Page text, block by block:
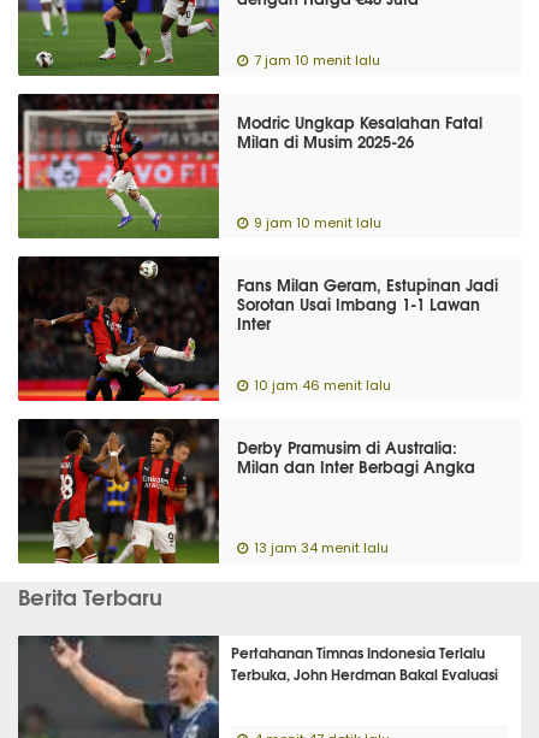
7 jam 10 menit lalu
Modric Ungkap Kesalahan Fatal
Milan di Musim 2025-26
9 jam 10 menit lalu
Fans Milan Geram, Estupinan Jadi
Sorotan Usai Imbang 1-1 Lawan
Inter
10 jam 46 menit lalu
Derby Pramusim di Australia:
Milan dan Inter Berbagi Angka
13 jam 34 menit lalu
Berita Terbaru
Pertahanan Timnas Indonesia Terlalu
Terbuka, John Herdman Bakal Evaluasi